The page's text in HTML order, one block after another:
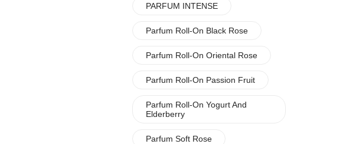
PARFUM INTENSE
Parfum Roll-On Black Rose
Parfum Roll-On Oriental Rose
Parfum Roll-On Passion Fruit
Parfum Roll-On Yogurt And
Elderberry
Parfum Soft Rose